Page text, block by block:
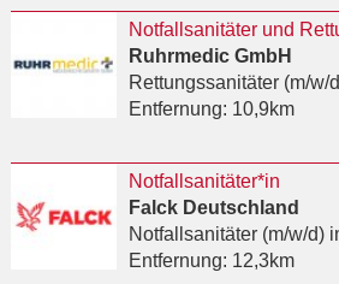
Ruhrmedic GmbH
Rettungssanitäter (m/w/
Entfernung: 10,9km
Notfallsanitäter*in
Falck Deutschland
Notfallsanitäter (m/w/d)
Entfernung: 12,3km